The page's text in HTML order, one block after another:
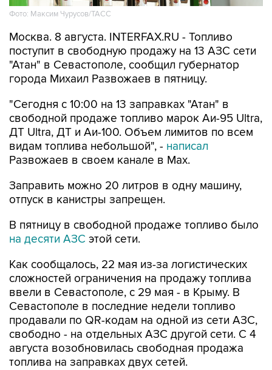
Фото: Максим Чурусов/ТАСС
Москва. 8 августа. INTERFAX.RU - Топливо
поступит в свободную продажу на 13 АЗС сети
"Атан" в Севастополе, сообщил губернатор
города Михаил Развожаев в пятницу.
"Сегодня с 10:00 на 13 заправках "Атан" в
свободной продаже топливо марок Аи-95 Ultra,
ДТ Ultra, ДТ и Аи-100. Объем лимитов по всем
видам топлива небольшой", - написал
Развожаев в своем канале в Max.
Заправить можно 20 литров в одну машину,
отпуск в канистры запрещен.
В пятницу в свободной продаже топливо было
на десяти АЗС этой сети.
Как сообщалось, 22 мая из-за логистических
сложностей ограничения на продажу топлива
ввели в Севастополе, с 29 мая - в Крыму. В
Севастополе в последние недели топливо
продавали по QR-кодам на одной из сети АЗС,
свободно - на отдельных АЗС другой сети. С 4
августа возобновилась свободная продажа
топлива на заправках двух сетей.